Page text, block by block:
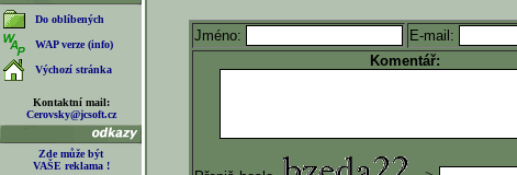
Do oblíbených
WAP verze (info)
Výchozí stránka
Kontaktní mail:
Cerovsky@jcsoft.cz
Zde může být
VAŠE reklama !
Jméno:
E-mail:
Komentář: